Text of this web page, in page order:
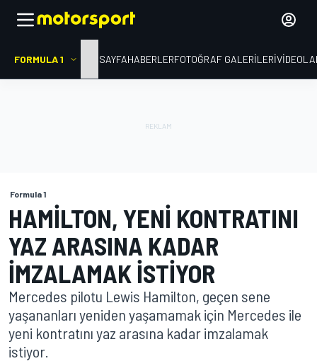
FORMULA 1 ANA SAYFAHABERLERFOTOĞRAF GALERILERI
Formula 1
HAMILTON, YENI KONTRATINI
YAZ ARASINA KADAR
IMZALAMAK ISTIYOR
Mercedes pilotu Lewis Hamilton, geçen sene
yaşananları yeniden yaşamamak için Mercedes ile
yeni kontratını yaz arasına kadar imzalamak
istiyor.